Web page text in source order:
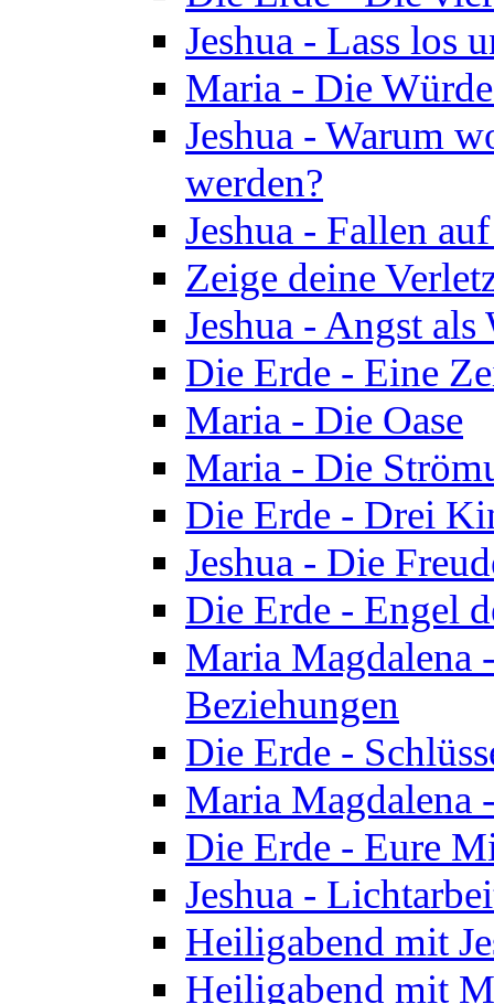
Jeshua - Lass los
Maria - Die
Jeshua - Warum
werden?
Jeshua - Fallen
Zeige deine
Jeshua - Angst als
Die Erde - Eine
Maria - Die Oase
Maria - Die
Die Erde - Drei
Jeshua - Die
Die Erde - Engel
Maria Magdalena
Beziehungen
Die Erde -
Maria Magdalena
Die Erde - Eure
Jeshua -
Heiligabend mit
Heiligabend mit